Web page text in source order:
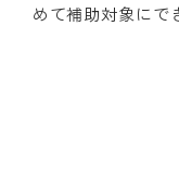
めて補助対象にで